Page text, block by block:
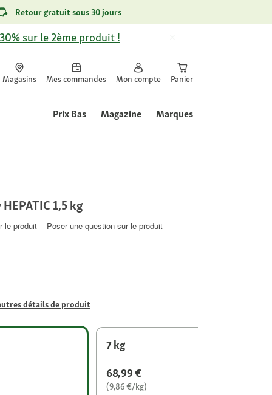
Retour gratuit sous 30 jours
sur le 2ème produit !
Magasins Mes commandes Mon compte Panier
Prix Bas Magazine Marques
1,5 kg
le produit Poser une question sur le produit
détails de produit
7 kg
68,99 €
(9,86 €/kg)